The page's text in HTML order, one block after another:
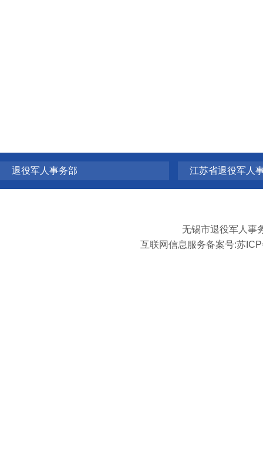
退役军人事务部 江苏省退役军人
无锡市退役军人事
互联网信息服务备案号:苏